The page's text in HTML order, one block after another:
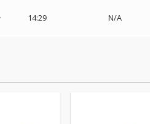
14:29 N/A